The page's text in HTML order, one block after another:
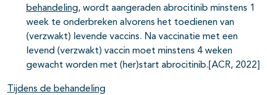
behandeling, wordt aangeraden abrocitinib minstens 1
week te onderbreken alvorens het toedienen van
(verzwakt) levende vaccins. Na vaccinatie met een
levend (verzwakt) vaccin moet minstens 4 weken
gewacht worden met (her)start abrocitinib.[ACR, 2022]
Tijdens de behandeling